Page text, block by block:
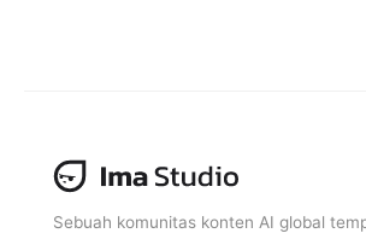
Sebuah komunitas konten AI global